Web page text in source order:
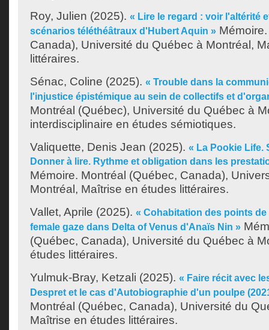
Roy, Julien (2025). « Lire le regard : voir l'altérité
scénarios téléthéâtraux d'Hubert Aquin »
Canada), Université du Québec à Montréal,
littéraires.
Sénac, Coline (2025). « Trouble dans la
l'injustice épistémique au sein de collectifs et
Montréal (Québec), Université du Québec à
interdisciplinaire en études sémiotiques.
Valiquette, Denis Jean (2025). « La Pookie Life.
Donner à lire. Rythme et obligation dans les
Mémoire. Montréal (Québec, Canada),
Montréal, Maîtrise en études littéraires.
Vallet, Aprile (2025). « Cohabitation des points de
female gaze dans Delta of Venus d'Anaïs Nin »
(Québec, Canada), Université du Québec à
études littéraires.
Yulmuk-Bray, Ketzali (2025). « Faire récit avec
Despret et le cas d'Autobiographie d'un poulpe
Montréal (Québec, Canada), Université du
Maîtrise en études littéraires.